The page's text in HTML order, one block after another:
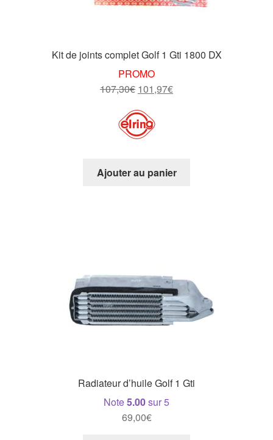
Kit de joints complet Golf 1 Gti 1800 DX
PROMO
107,30€ Le
initial
était :
101,97€Le
Ajouter au panier
Radiateur d’huile Golf 1 Gti
Note5.00sur 5
69,00€